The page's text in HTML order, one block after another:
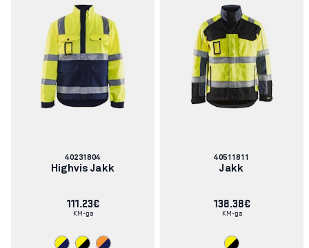
Artikli
number:
40231804
Highvis Jakk
111.23€
KM-ga
Artikli
number:
40511811
Jakk
138.38€
KM-ga